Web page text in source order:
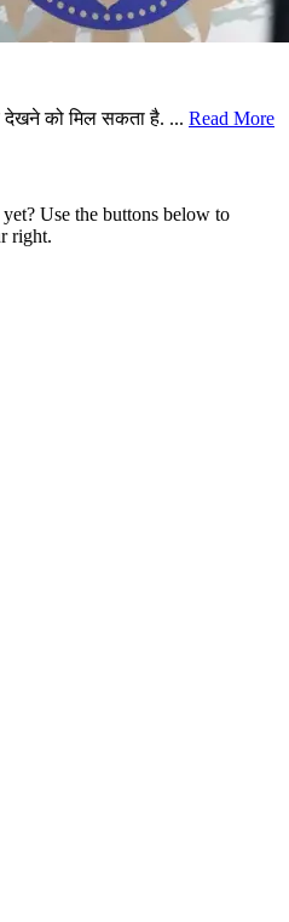
देखने को मिल सकता है. ... Read More
Use the buttons below to
right.